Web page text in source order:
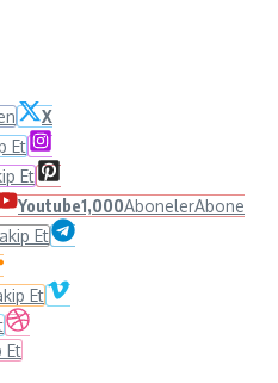
X
Et
Et
Youtube1,000AbonelerAbone
Et
Et
Et